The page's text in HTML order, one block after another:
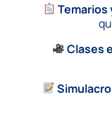
Temarios
Clases